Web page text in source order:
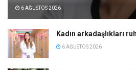
6 AĞUSTOS 2026
Kadın arkadaşlıkları
6 AĞUSTOS 2026